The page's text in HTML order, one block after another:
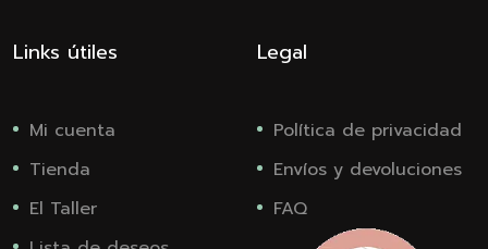
Links útiles
Mi cuenta
Tienda
El Taller
Legal
Política de privacidad
Envíos y devoluciones
FAQ